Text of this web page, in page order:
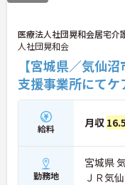
医療法人社団晃和会居宅
人社団晃和会
【宮城県／気仙
支援事業所にてケ
給料 月収
勤務地
宮城県
ＪＲ気